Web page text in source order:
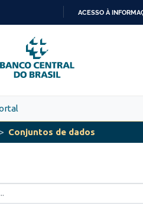
PARA
O
CONTEÚDO
ACESSO À
Conjuntos de dados